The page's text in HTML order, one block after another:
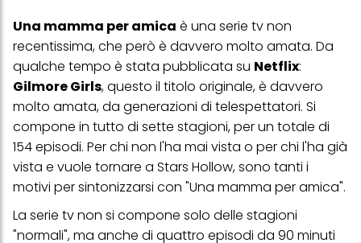
Una mamma per amica è una serie tv non
recentissima, che però è davvero molto amata. Da
qualche tempo è stata pubblicata su Netflix:
Gilmore Girls, questo il titolo originale, è davvero
molto amata, da generazioni di telespettatori. Si
compone in tutto di sette stagioni, per un totale di
154 episodi. Per chi non l'ha mai vista o per chi l'ha già
vista e vuole tornare a Stars Hollow, sono tanti i
motivi per sintonizzarsi con "Una mamma per amica".
La serie tv non si compone solo delle stagioni
"normali", ma anche di quattro episodi da 90 minuti